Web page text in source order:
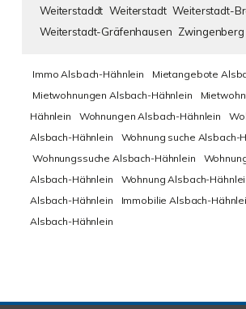
Weiterstaddt Weiterstadt Weiterstadt-
Weiterstadt-Gräfenhausen Zwingenberg
Immo Alsbach-Hähnlein
Mietangebote
Mietwohnungen Alsbach-Hähnlein
Hähnlein
Wohnungen Alsbach-Hähnlein
Alsbach-Hähnlein
Wohnung suche Alsbach-
Wohnungssuche Alsbach-Hähnlein
Alsbach-Hähnlein
Wohnung Alsbach-
Alsbach-Hähnlein
Immobilie Alsbach-
Alsbach-Hähnlein